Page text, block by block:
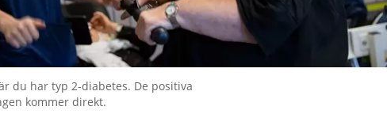
du har typ 2-diabetes. De positiva
kommer direkt.